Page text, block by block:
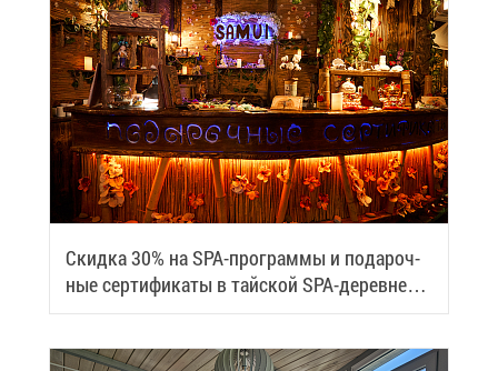
Скид­ка 30% на SPA-про­грам­мы и по­да­роч­
ные сер­ти­фи­ка­ты в тай­ской SPA-де­ревне
Samui